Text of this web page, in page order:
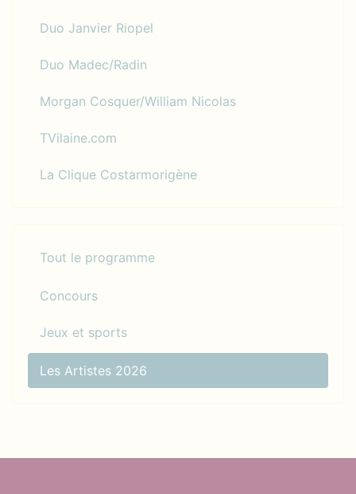
Duo Janvier Riopel
Duo Madec/Radin
Morgan Cosquer/William Nicolas
TVilaine.com
La Clique Costarmorigène
Tout le programme
Concours
Jeux et sports
Les Artistes 2026